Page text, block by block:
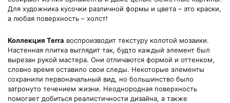
Для художника кусочки различной формы и цвета – это краски,
а любая поверхность – холст!
Коллекция Terra воспроизводит текстуру колотой мозаики.
Настенная плитка выглядит так, будто каждый элемент был
вырезан рукой мастера. Они отличаются формой и оттенком,
словно время оставило свои следы. Некоторые элементы
сохранили первоначальный вид, но большинство было
затронуто течением жизни. Неоднородная поверхность
помогает добиться реалистичности дизайна, а также